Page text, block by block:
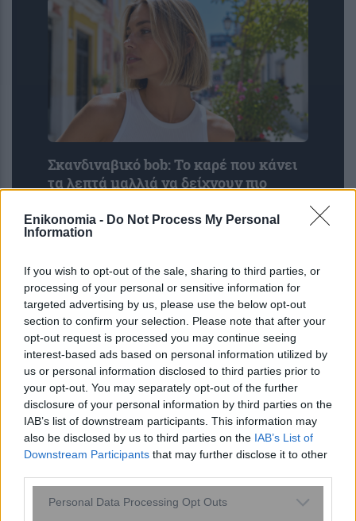
Enikonomia - Do Not Process My Personal
Information
If you wish to opt-out of the sale, sharing to third parties, or
processing of your personal or sensitive information for
targeted advertising by us, please use the below opt-out
section to confirm your selection. Please note that after your
opt-out request is processed you may continue seeing
interest-based ads based on personal information utilized by
us or personal information disclosed to third parties prior to
your opt-out. You may separately opt-out of the further
disclosure of your personal information by third parties on the
IAB’s list of downstream participants. This information may
also be disclosed by us to third parties on the IAB’s List of
Downstream Participants that may further disclose it to other
Please note that this website/app uses one or more Google
Personal Data Processing Opt Outs
Σκανδιναβικό bob: Το καρέ που κάνει
τα λεπτά μαλλιά να δείχνουν πιο
6 φράσεις που χρησιμοποιούν οι
ναρκισσιστές στους καβγάδες για να
σας χειραγωγήσουν